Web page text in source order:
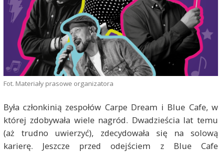
Fot. Materiały prasowe organizatora
Była członkinią zespołów Carpe Dream i Blue Cafe, w
której zdobywała wiele nagród. Dwadzieścia lat temu
(aż trudno uwierzyć), zdecydowała się na solową
karierę. Jeszcze przed odejściem z Blue Cafe